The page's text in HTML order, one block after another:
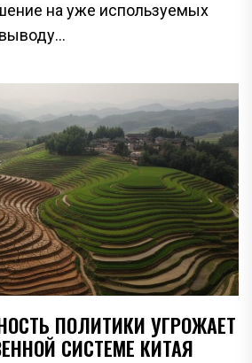
на уже используемых
ПОЛИТИКИ УГРОЖАЕТ
СИСТЕМЕ КИТАЯ